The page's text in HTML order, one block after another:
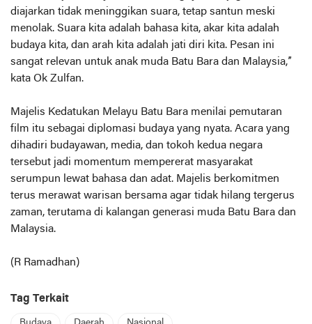
diajarkan tidak meninggikan suara, tetap santun meski
menolak. Suara kita adalah bahasa kita, akar kita adalah
budaya kita, dan arah kita adalah jati diri kita. Pesan ini
sangat relevan untuk anak muda Batu Bara dan Malaysia,”
kata Ok Zulfan.
Majelis Kedatukan Melayu Batu Bara menilai pemutaran
film itu sebagai diplomasi budaya yang nyata. Acara yang
dihadiri budayawan, media, dan tokoh kedua negara
tersebut jadi momentum mempererat masyarakat
serumpun lewat bahasa dan adat. Majelis berkomitmen
terus merawat warisan bersama agar tidak hilang tergerus
zaman, terutama di kalangan generasi muda Batu Bara dan
Malaysia.
(R Ramadhan)
Tag Terkait